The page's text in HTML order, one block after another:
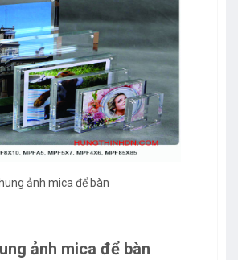
ảnh mica để bàn
ảnh mica để bàn